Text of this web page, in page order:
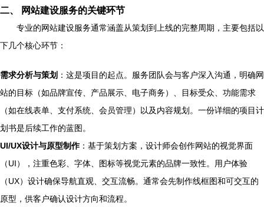
二、 网站建设服务的关键环节
专业的网站建设服务通常涵盖从策划到上线的完整周期，主要包括以
下几个核心环节：
需求分析与策划 ：这是项目的起点。服务团队会与客户深入沟通，明确网
站的目标（如品牌宣传、产品展示、电子商务）、目标受众、功能需求
（如在线表单、支付系统、会员管理）以及内容规划。一份详细的项目计
划书是后续工作的蓝图。
UI/UX设计与原型制作：基于策划方案，设计师会创作网站的视觉界面
（UI），注重色彩、字体、图标等视觉元素的品牌一致性。用户体验
（UX）设计确保导航直观、交互流畅。通常会先制作线框图和可交互的
原型，供客户确认设计方向和流程。